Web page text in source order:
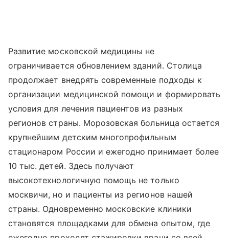
Развитие московской медицины не
ограничивается обновлением зданий. Столица
продолжает внедрять современные подходы к
организации медицинской помощи и формировать
условия для лечения пациентов из разных
регионов страны. Морозовская больница остается
крупнейшим детским многопрофильным
стационаром России и ежегодно принимает более
10 тыс. детей. Здесь получают
высокотехнологичную помощь не только
москвичи, но и пациенты из регионов нашей
страны. Одновременно московские клиники
становятся площадками для обмена опытом, где